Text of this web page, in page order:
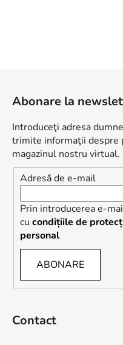
Abonare la
Introduceţi adresa
trimite informaţii despre
magazinul nostru virtual.
Adresă de e-mail
Prin introducerea e-
cu condițiile de
personal
ABONARE
Contact